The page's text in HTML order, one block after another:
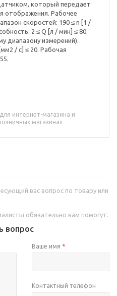
который передает
отображения. Рабочее
скоростей: 190 ≤ n [1 /
2 ≤ Q [л / мин] ≤ 80.
диапазону измерений).
/ с] ≤ 20. Рабочая
интернет-магазина и
магазинах
вас вопрос по товару или
обязательно вам помогут.
вопрос
Ваше имя *
Контактный телефон